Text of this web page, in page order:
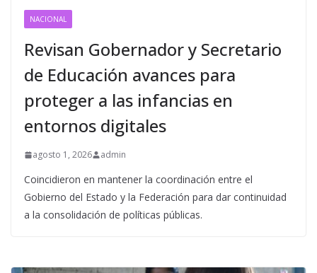
NACIONAL
Revisan Gobernador y Secretario
de Educación avances para
proteger a las infancias en
entornos digitales
agosto 1, 2026 admin
Coincidieron en mantener la coordinación entre el
Gobierno del Estado y la Federación para dar continuidad
a la consolidación de políticas públicas.